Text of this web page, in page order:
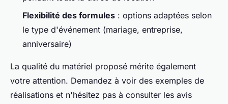
Flexibilité des formules : options adaptées selon
le type d'événement (mariage, entreprise,
anniversaire)
La qualité du matériel proposé mérite également
votre attention. Demandez à voir des exemples de
réalisations et n'hésitez pas à consulter les avis